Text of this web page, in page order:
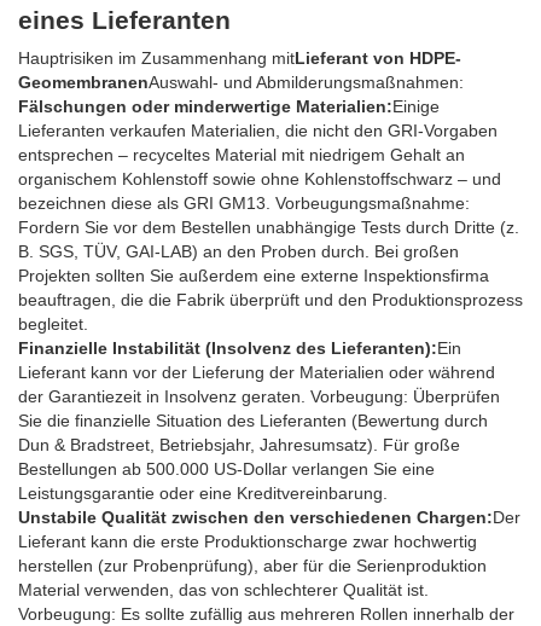
eines Lieferanten
Hauptrisiken im Zusammenhang mitLieferant von HDPE-
GeomembranenAuswahl- und Abmilderungsmaßnahmen:
Fälschungen oder minderwertige Materialien:Einige
Lieferanten verkaufen Materialien, die nicht den GRI-Vorgaben
entsprechen – recyceltes Material mit niedrigem Gehalt an
organischem Kohlenstoff sowie ohne Kohlenstoffschwarz – und
bezeichnen diese als GRI GM13. Vorbeugungsmaßnahme:
Fordern Sie vor dem Bestellen unabhängige Tests durch Dritte (z.
B. SGS, TÜV, GAI-LAB) an den Proben durch. Bei großen
Projekten sollten Sie außerdem eine externe Inspektionsfirma
beauftragen, die die Fabrik überprüft und den Produktionsprozess
begleitet.
Finanzielle Instabilität (Insolvenz des Lieferanten):Ein
Lieferant kann vor der Lieferung der Materialien oder während
der Garantiezeit in Insolvenz geraten. Vorbeugung: Überprüfen
Sie die finanzielle Situation des Lieferanten (Bewertung durch
Dun & Bradstreet, Betriebsjahr, Jahresumsatz). Für große
Bestellungen ab 500.000 US-Dollar verlangen Sie eine
Leistungsgarantie oder eine Kreditvereinbarung.
Unstabile Qualität zwischen den verschiedenen Chargen:Der
Lieferant kann die erste Produktionscharge zwar hochwertig
herstellen (zur Probenprüfung), aber für die Serienproduktion
Material verwenden, das von schlechterer Qualität ist.
Vorbeugung: Es sollte zufällig aus mehreren Rollen innerhalb der